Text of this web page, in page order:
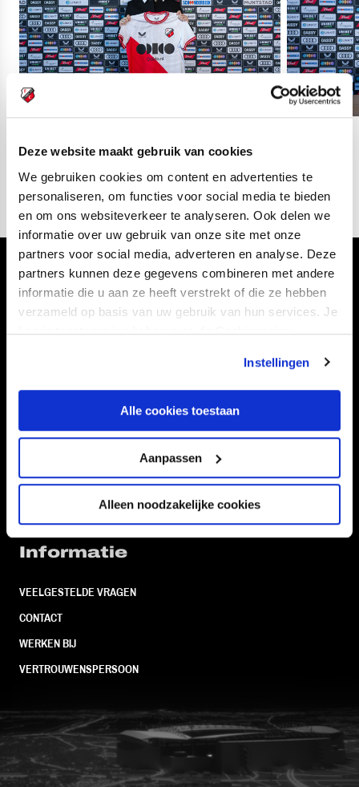
Deze website maakt gebruik van cookies
We gebruiken cookies om content en advertenties te
personaliseren, om functies voor social media te bieden
en om ons websiteverkeer te analyseren. Ook delen we
informatie over uw gebruik van onze site met onze
partners voor social media, adverteren en analyse. Deze
partners kunnen deze gegevens combineren met andere
informatie die u aan ze heeft verstrekt of die ze hebben
verzameld op basis van uw gebruik van hun services. Je
kan je toestemming beheren op de Cookiepagina.
Instellingen
Alle cookies toestaan
Aanpassen
Alleen noodzakelijke cookies
03fotos
Volg ons ook via
TEAMS
SUPPORTERS
KAARTVERKOOP
BUSINESS
Informatie
VEELGESTELDE VRAGEN
CONTACT
WERKEN BIJ
VERTROUWENSPERSOON
FC Utrecht<br>vanuit<br>het